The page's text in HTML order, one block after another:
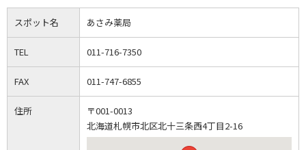
スポット名 あさみ薬局
TEL 011-716-7350
FAX 011-747-6855
住所
〒001-0013
北海道札幌市北区北十三条西4丁目2-16